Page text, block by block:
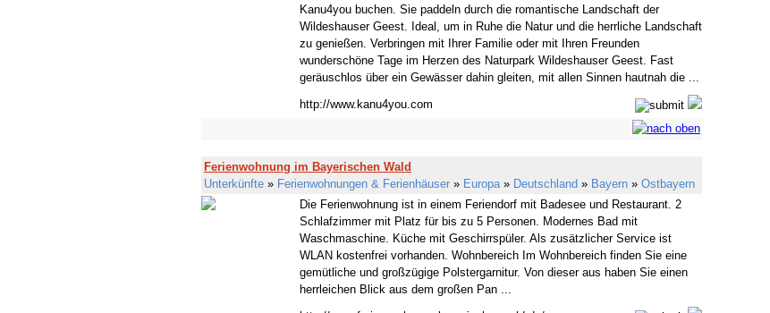
Kanu4you buchen. Sie paddeln durch die romantische Landschaft der
Wildeshauser Geest. Ideal, um in Ruhe die Natur und die herrliche Landschaft
zu genießen. Verbringen mit Ihrer Familie oder mit Ihren Freunden
wunderschöne Tage im Herzen des Naturpark Wildeshauser Geest. Fast
geräuschlos über ein Gewässer dahin gleiten, mit allen Sinnen hautnah die ...
http://www.kanu4you.com
Ferienwohnung im Bayerischen Wald
Unterkünfte » Ferienwohnungen & Ferienhäuser » Europa» Deutschland » Bayern » Ostbayern
Die Ferienwohnung ist in einem Feriendorf mit Badesee und Restaurant. 2
Schlafzimmer mit Platz für bis zu 5 Personen. Modernes Bad mit
Waschmaschine. Küche mit Geschirrspüler. Als zusätzlicher Service ist
WLAN kostenfrei vorhanden. Wohnbereich Im Wohnbereich finden Sie eine
gemütliche und großzügige Polstergarnitur. Von dieser aus haben Sie einen
herrleichen Blick aus dem großen Pan ...